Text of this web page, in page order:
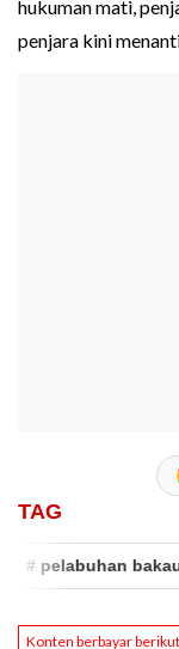
hukuman mati,
penjara kini
TAG
# pelabuhan